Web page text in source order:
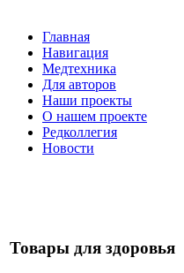
Главная
Навигация
Медтехника
Для авторов
Наши проекты
О нашем проекте
Редколлегия
Новости
Товары для здоровья